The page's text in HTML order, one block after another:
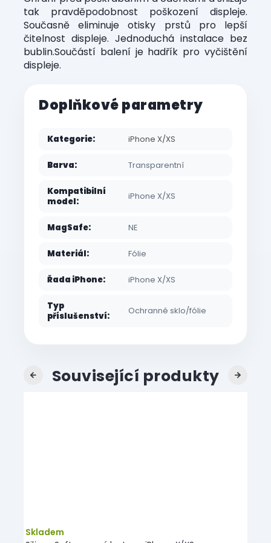
tak pravděpodobnost poškození displeje.
Současně eliminuje otisky prstů pro lepší
čitelnost displeje. Jednoduchá instalace bez
bublin.Součástí balení je hadřík pro vyčištění
displeje.
Doplňkové parametry
Kategorie: iPhone X/XS
Barva: Transparentní
Kompatibilní
model: iPhone X/XS
MagSafe: NE
Materiál: Fólie
Řada iPhone: iPhone X/XS
Typ
příslušenství: Ochranné sklo/fólie
Související produkty
Previous
Skladem
Next